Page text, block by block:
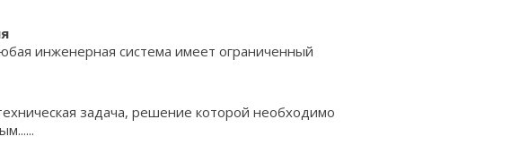
инженерная система имеет ограниченный
задача, решение которой необходимо